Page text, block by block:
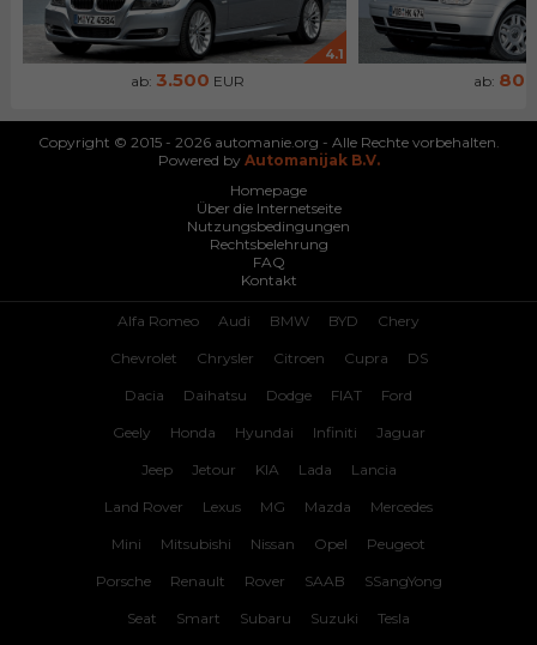
4.1
ab: 3.500 EUR ab: 800
Copyright © 2015 - 2026 automanie.org - Alle Rechte vorbehalten.
Powered by Automanijak B.V.
Homepage
Über die Internetseite
Nutzungsbedingungen
Rechtsbelehrung
FAQ
Kontakt
Alfa Romeo Audi BMW BYD Chery
Chevrolet Chrysler Citroen Cupra DS
Dacia Daihatsu Dodge FIAT Ford
Geely Honda Hyundai Infiniti Jaguar
Jeep Jetour KIA Lada Lancia
Land Rover Lexus MG Mazda Mercedes
Mini Mitsubishi Nissan Opel Peugeot
Porsche Renault Rover SAAB SSangYong
Seat Smart Subaru Suzuki Tesla